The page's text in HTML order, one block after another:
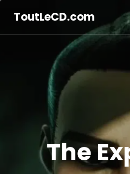
ToutLeCD.com
The